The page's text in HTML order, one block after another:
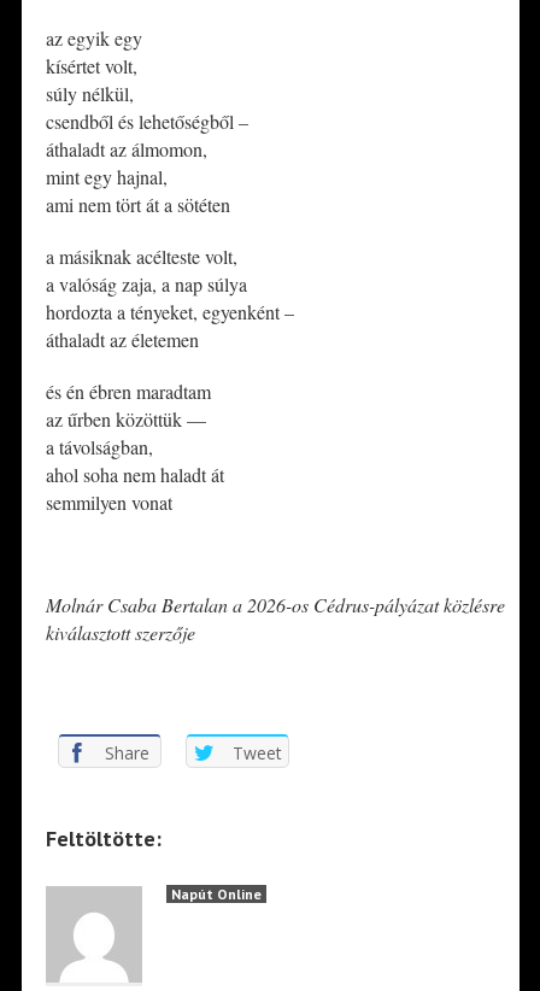
az egyik egy
kísértet volt,
súly nélkül,
csendből és lehetőségből –
áthaladt az álmomon,
mint egy hajnal,
ami nem tört át a sötéten
a másiknak acélteste volt,
a valóság zaja, a nap súlya
hordozta a tényeket, egyenként –
áthaladt az életemen
és én ébren maradtam
az űrben közöttük —
a távolságban,
ahol soha nem haladt át
semmilyen vonat
Molnár Csaba Bertalan a 2026-os Cédrus-pályázat közlésre
kiválasztott szerzője
Share Tweet
Feltöltötte:
Napút Online